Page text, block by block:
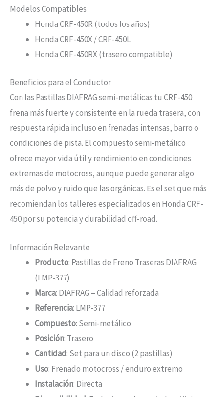
Modelos Compatibles
Honda CRF-450R (todos los años)
Honda CRF-450X / CRF-450L
Honda CRF-450RX (trasero compatible)
Beneficios para el Conductor
Con las Pastillas DIAFRAG semi-metálicas tu CRF-450
frena más fuerte y consistente en la rueda trasera, con
respuesta rápida incluso en frenadas intensas, barro o
condiciones de pista. El compuesto semi-metálico
ofrece mayor vida útil y rendimiento en condiciones
extremas de motocross, aunque puede generar algo
más de polvo y ruido que las orgánicas. Es el set que más
recomiendan los talleres especializados en Honda CRF-
450 por su potencia y durabilidad off-road.
Información Relevante
Producto: Pastillas de Freno Traseras DIAFRAG
(LMP-377)
Marca: DIAFRAG – Calidad reforzada
Referencia: LMP-377
Compuesto: Semi-metálico
Posición: Trasero
Cantidad: Set para un disco (2 pastillas)
Uso: Frenado motocross / enduro extremo
Instalación: Directa